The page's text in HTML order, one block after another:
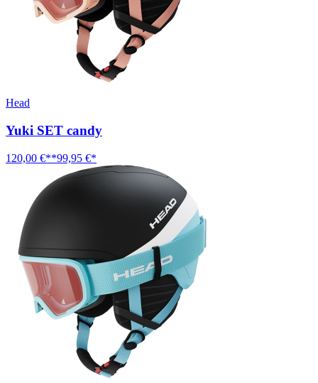
Head
Yuki SET candy
120,00 €**99,95 €*